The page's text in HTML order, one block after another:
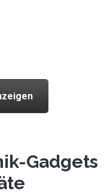
Gadgets